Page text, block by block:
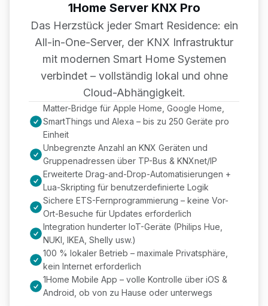
1Home Server KNX Pro
Das Herzstück jeder Smart Residence: ein
All-in-One-Server, der KNX Infrastruktur
mit modernen Smart Home Systemen
verbindet – vollständig lokal und ohne
Cloud-Abhängigkeit.
Matter-Bridge für Apple Home, Google Home,
SmartThings und Alexa – bis zu 250 Geräte pro
Einheit
Unbegrenzte Anzahl an KNX Geräten und
Gruppenadressen über TP-Bus & KNXnet/IP
Erweiterte Drag-and-Drop-Automatisierungen +
Lua-Skripting für benutzerdefinierte Logik
Sichere ETS-Fernprogrammierung – keine Vor-
Ort-Besuche für Updates erforderlich
Integration hunderter IoT-Geräte (Philips Hue,
NUKI, IKEA, Shelly usw.)
100 % lokaler Betrieb – maximale Privatsphäre,
kein Internet erforderlich
1Home Mobile App – volle Kontrolle über iOS &
Android, ob von zu Hause oder unterwegs